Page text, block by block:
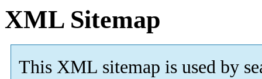
XML Sitemap
This XML sitemap is used by